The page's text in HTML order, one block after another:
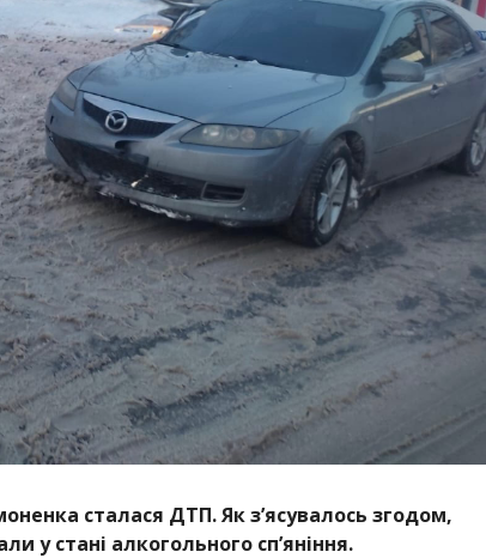
сталася ДТП. Як зʼясувалось згодом,
у стані алкогольного спʼяніння.